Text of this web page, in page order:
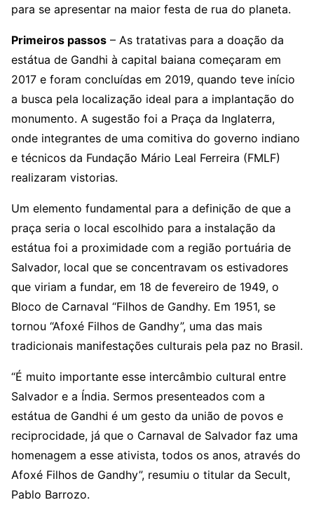
para se apresentar na maior festa de rua do planeta.
Primeiros passos – As tratativas para a doação da
estátua de Gandhi à capital baiana começaram em
2017 e foram concluídas em 2019, quando teve início
a busca pela localização ideal para a implantação do
monumento. A sugestão foi a Praça da Inglaterra,
onde integrantes de uma comitiva do governo indiano
e técnicos da Fundação Mário Leal Ferreira (FMLF)
realizaram vistorias.
Um elemento fundamental para a definição de que a
praça seria o local escolhido para a instalação da
estátua foi a proximidade com a região portuária de
Salvador, local que se concentravam os estivadores
que viriam a fundar, em 18 de fevereiro de 1949, o
Bloco de Carnaval “Filhos de Gandhy. Em 1951, se
tornou “Afoxé Filhos de Gandhy”, uma das mais
tradicionais manifestações culturais pela paz no Brasil.
“É muito importante esse intercâmbio cultural entre
Salvador e a Índia. Sermos presenteados com a
estátua de Gandhi é um gesto da união de povos e
reciprocidade, já que o Carnaval de Salvador faz uma
homenagem a esse ativista, todos os anos, através do
Afoxé Filhos de Gandhy”, resumiu o titular da Secult,
Pablo Barrozo.